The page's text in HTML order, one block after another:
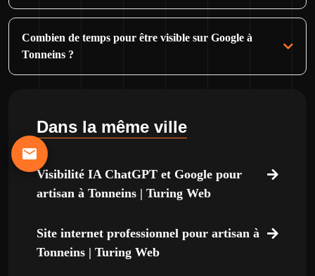
Combien de temps pour être visible sur Google à
Tonneins ?
Dans la même ville
Visibilité IA ChatGPT et Google pour
artisan à Tonneins | Turing Web
Site internet professionnel pour artisan à
Tonneins | Turing Web